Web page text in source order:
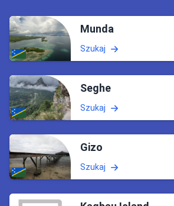
Munda
Szukaj
Seghe
Szukaj
Gizo
Szukaj